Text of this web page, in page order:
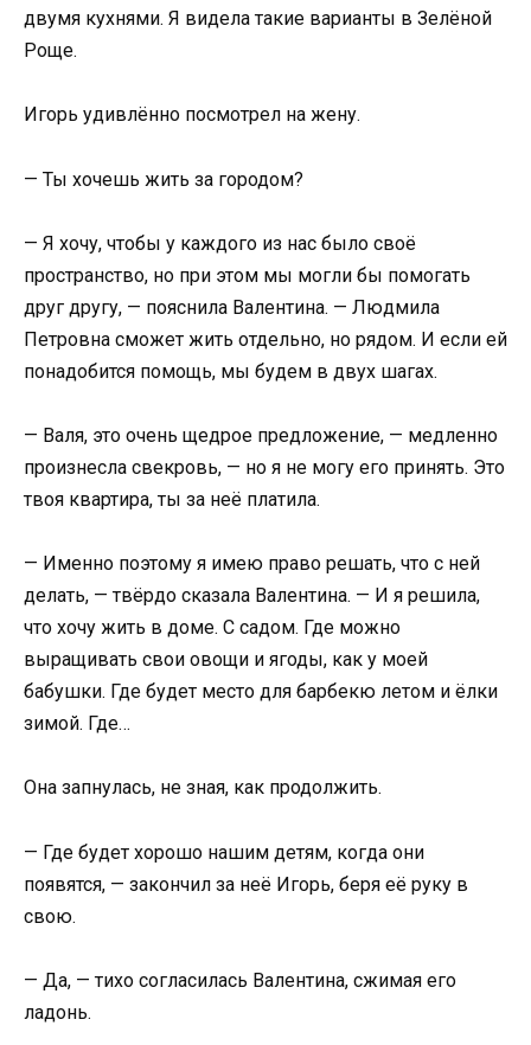
двумя кухнями. Я видела такие варианты в Зелёной
Роще.
Игорь удивлённо посмотрел на жену.
— Ты хочешь жить за городом?
— Я хочу, чтобы у каждого из нас было своё
пространство, но при этом мы могли бы помогать
друг другу, — пояснила Валентина. — Людмила
Петровна сможет жить отдельно, но рядом. И если ей
понадобится помощь, мы будем в двух шагах.
— Валя, это очень щедрое предложение, — медленно
произнесла свекровь, — но я не могу его принять. Это
твоя квартира, ты за неё платила.
— Именно поэтому я имею право решать, что с ней
делать, — твёрдо сказала Валентина. — И я решила,
что хочу жить в доме. С садом. Где можно
выращивать свои овощи и ягоды, как у моей
бабушки. Где будет место для барбекю летом и ёлки
зимой. Где…
Она запнулась, не зная, как продолжить.
— Где будет хорошо нашим детям, когда они
появятся, — закончил за неё Игорь, беря её руку в
свою.
— Да, — тихо согласилась Валентина, сжимая его
ладонь.